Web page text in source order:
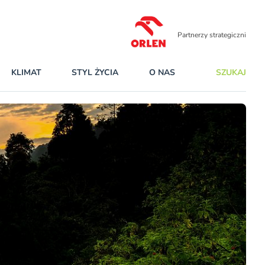
Partnerzy strategiczni
KLIMAT STYL ŻYCIA O NAS SZUKAJ